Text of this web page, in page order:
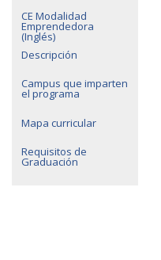
CE Modalidad
Emprendedora
(Inglés)
Descripción
Campus que imparten
el programa
Mapa curricular
Requisitos de
Graduación